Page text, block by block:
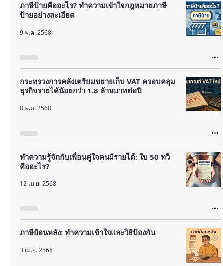
ภาษีป้ายคืออะไร? ทำความเข้าใจกฎหมายภาษี
ป้ายอย่างละเอียด
9 พ.ค. 2568
กระทรวงการคลังเตรียมขยายเก็บ VAT ครอบคลุม
ธุรกิจรายได้น้อยกว่า 1.8 ล้านบาทต่อปี
8 พ.ค. 2568
ทำความรู้จักกับเพื่อนคู่ใจคนมีรายได้: ใบ 50 ทวิ
คืออะไร?
12 เม.ย. 2568
ภาษีย้อนหลัง: ทำความเข้าใจและวิธีป้องกัน
3 เม.ย. 2568